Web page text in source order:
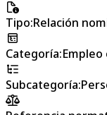
Tipo:Relación
Categoría:
Subcategoría: